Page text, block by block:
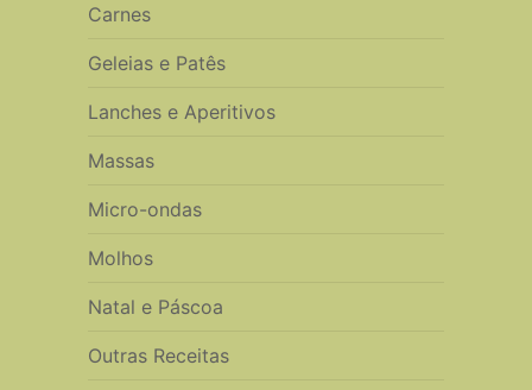
Carnes
Geleias e Patês
Lanches e Aperitivos
Massas
Micro-ondas
Molhos
Natal e Páscoa
Outras Receitas